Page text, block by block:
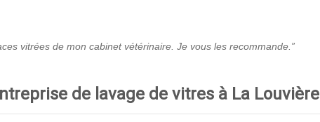
vitrées de mon cabinet vétérinaire. Je vous les recommande.”
de lavage de vitres à La Louvière